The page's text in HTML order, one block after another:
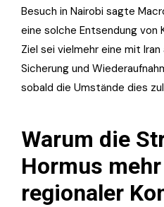
Besuch in Nairobi sagte
eine solche Entsendung von
Ziel sei vielmehr eine mit
Sicherung und
sobald die Umstände dies
Warum die
Hormus
regionaler